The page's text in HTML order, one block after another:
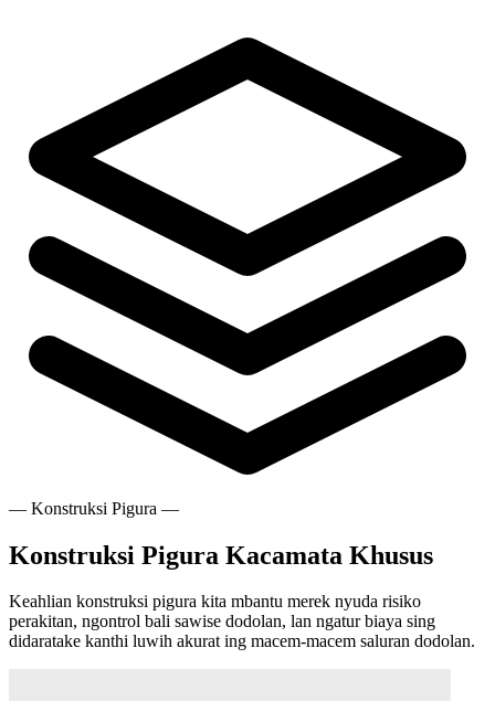
— Konstruksi Pigura —
Konstruksi Pigura Kacamata Khusus
Keahlian konstruksi pigura kita mbantu merek nyuda risiko
perakitan, ngontrol bali sawise dodolan, lan ngatur biaya sing
didaratake kanthi luwih akurat ing macem-macem saluran dodolan.